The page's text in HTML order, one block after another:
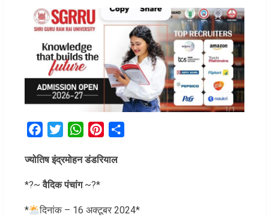
FacebookTwitterWhatsAppPinterest
ज्योतिष इंद्रमोहन डंडरियाल
*?~वैदिक पंचांग~?*
*
दिनांक – 16 अक्टूबर 2024*